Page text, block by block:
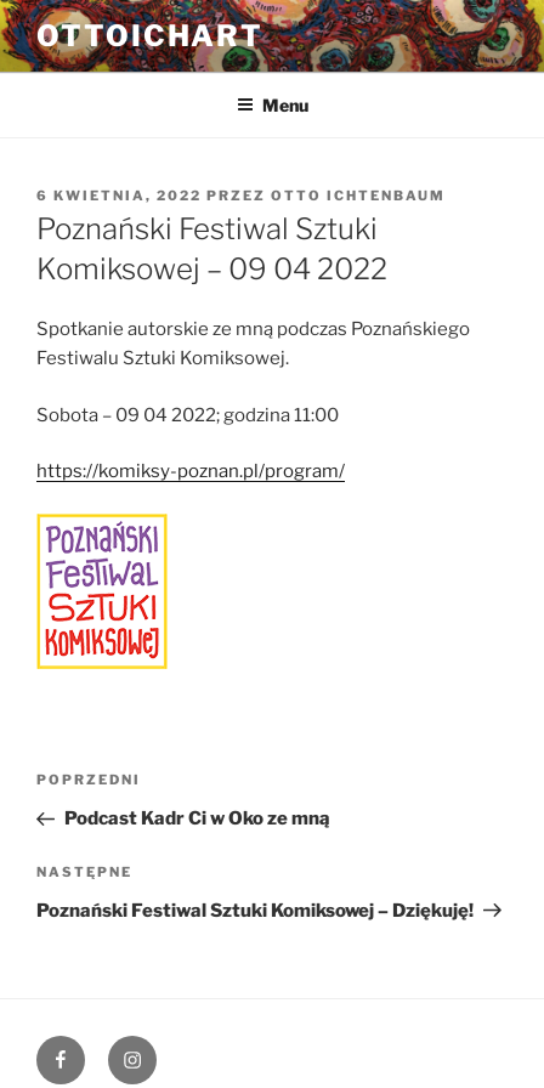
Przejdź
do
treści
OTTOICHART
Menu
OPUBLIKOWANE
W
6 KWIETNIA, 2022 PRZEZ OTTO ICHTENBAUM
Poznański Festiwal Sztuki
Komiksowej – 09 04 2022
Spotkanie autorskie ze mną podczas Poznańskiego
Festiwalu Sztuki Komiksowej.
Sobota – 09 04 2022; godzina 11:00
https://komiksy-poznan.pl/program/
Nawigacja
Poprzedni
wpis
POPRZEDNI
Podcast Kadr Ci w Oko ze mną
Następny
wpis
NASTĘPNE
Poznański Festiwal Sztuki Komiksowej – Dziękuję!
FacebookInstagram